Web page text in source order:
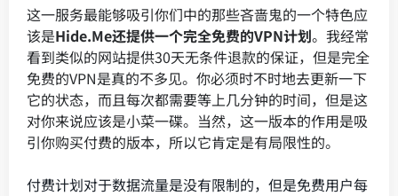
这一服务最能够吸引你们中的那些吝啬鬼的一个特色应
该是Hide.Me还提供一个完全免费的VPN计划。我经常
看到类似的网站提供30天无条件退款的保证，但是完全
免费的VPN是真的不多见。你必须时不时地去更新一下
它的状态，而且每次都需要等上几分钟的时间，但是这
对你来说应该是小菜一碟。当然，这一版本的作用是吸
引你购买付费的版本，所以它肯定是有局限性的。
付费计划对于数据流量是没有限制的，但是免费用户每